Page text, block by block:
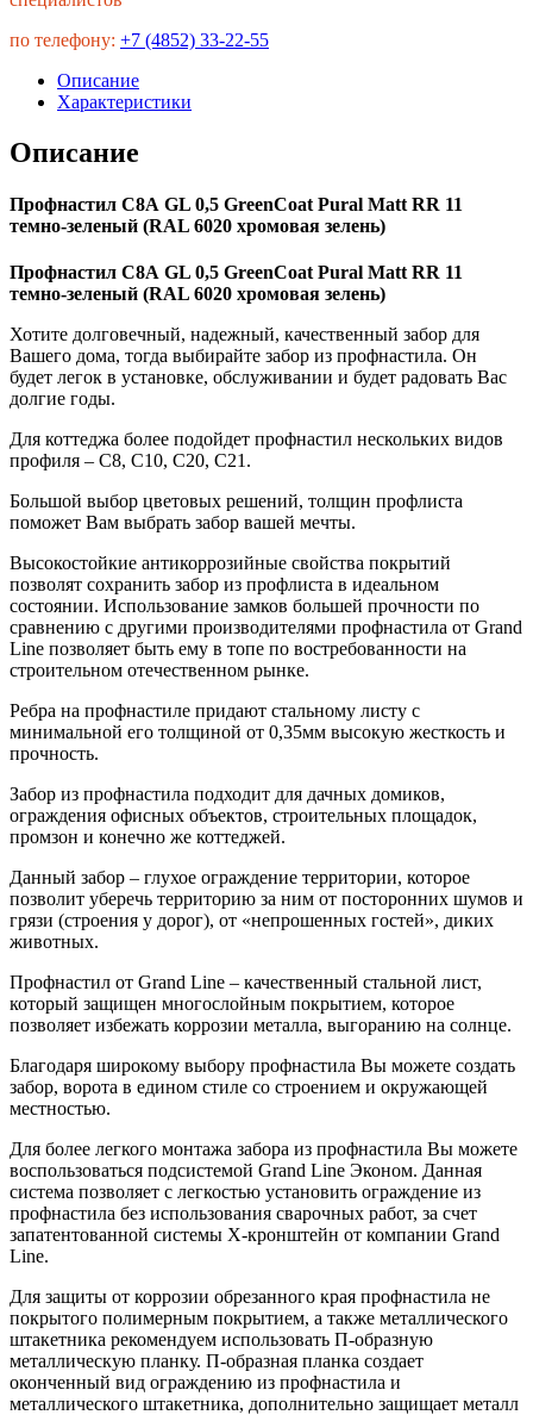
по телефону: +7 (4852) 33-22-55
Описание
Характеристики
Описание
Профнастил С8А GL 0,5 GreenCoat Pural Matt RR 11
темно-зеленый (RAL 6020 хромовая зелень)
Профнастил С8А GL 0,5 GreenCoat Pural Matt RR 11
темно-зеленый (RAL 6020 хромовая зелень)
Хотите долговечный, надежный, качественный забор для
Вашего дома, тогда выбирайте забор из профнастила. Он
будет легок в установке, обслуживании и будет радовать Вас
долгие годы.
Для коттеджа более подойдет профнастил нескольких видов
профиля – С8, С10, С20, С21.
Большой выбор цветовых решений, толщин профлиста
поможет Вам выбрать забор вашей мечты.
Высокостойкие антикоррозийные свойства покрытий
позволят сохранить забор из профлиста в идеальном
состоянии. Использование замков большей прочности по
сравнению с другими производителями профнастила от Grand
Line позволяет быть ему в топе по востребованности на
строительном отечественном рынке.
Ребра на профнастиле придают стальному листу с
минимальной его толщиной от 0,35мм высокую жесткость и
прочность.
Забор из профнастила подходит для дачных домиков,
ограждения офисных объектов, строительных площадок,
промзон и конечно же коттеджей.
Данный забор – глухое ограждение территории, которое
позволит уберечь территорию за ним от посторонних шумов и
грязи (строения у дорог), от «непрошенных гостей», диких
животных.
Профнастил от Grand Line – качественный стальной лист,
который защищен многослойным покрытием, которое
позволяет избежать коррозии металла, выгоранию на солнце.
Благодаря широкому выбору профнастила Вы можете создать
забор, ворота в едином стиле со строением и окружающей
местностью.
Для более легкого монтажа забора из профнастила Вы можете
воспользоваться подсистемой Grand Line Эконом. Данная
система позволяет с легкостью установить ограждение из
профнастила без использования сварочных работ, за счет
запатентованной системы Х-кронштейн от компании Grand
Line.
Для защиты от коррозии обрезанного края профнастила не
покрытого полимерным покрытием, а также металлического
штакетника рекомендуем использовать П-образную
металлическую планку. П-образная планка создает
оконченный вид ограждению из профнастила и
металлического штакетника, дополнительно защищает металл